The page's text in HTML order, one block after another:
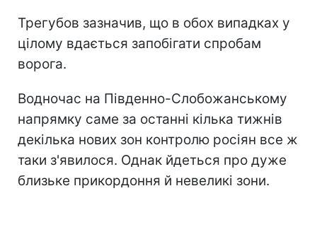
Трегубов зазначив, що в обох випадках у
цілому вдається запобігати спробам
ворога.
Водночас на Південно-Слобожанському
напрямку саме за останні кілька тижнів
декілька нових зон контролю росіян все ж
таки з'явилося. Однак йдеться про дуже
близьке прикордоння й невеликі зони.